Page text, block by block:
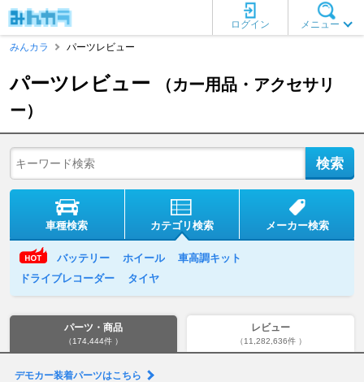
メニュー
ログイン
みんカラ
パーツレビュー
パーツレビュー
（カー用品・アクセサリ
ー）
車種検索 カテゴリ検索 メーカー検索
バッテリー ホイール
車高調キット
ドライブレコーダー
タイヤ
パーツ・商品
（174,444件 ）
レビュー
（11,282,636件 ）
デモカー装着パーツはこちら